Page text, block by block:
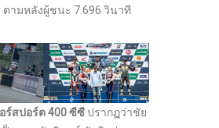
ตามหลังผู้ชนะ 7.696 วินาที
ร์สปอร์ต 400 ซีซีปรากฏว่าชัย